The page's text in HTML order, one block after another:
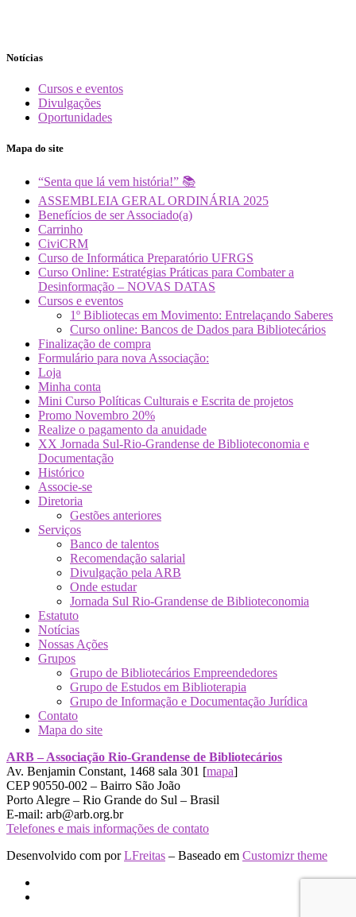
Notícias
Cursos e eventos
Divulgações
Oportunidades
Mapa do site
“Senta que lá vem história!” 📚
ASSEMBLEIA GERAL ORDINÁRIA 2025
Benefícios de ser Associado(a)
Carrinho
CiviCRM
Curso de Informática Preparatório UFRGS
Curso Online: Estratégias Práticas para Combater a
Desinformação – NOVAS DATAS
Cursos e eventos
1º Bibliotecas em Movimento: Entrelaçando Saberes
Curso online: Bancos de Dados para Bibliotecários
Finalização de compra
Formulário para nova Associação:
Loja
Minha conta
Mini Curso Políticas Culturais e Escrita de projetos
Promo Novembro 20%
Realize o pagamento da anuidade
XX Jornada Sul-Rio-Grandense de Biblioteconomia e
Documentação
Histórico
Associe-se
Diretoria
Gestões anteriores
Serviços
Banco de talentos
Recomendação salarial
Divulgação pela ARB
Onde estudar
Jornada Sul Rio-Grandense de Biblioteconomia
Estatuto
Notícias
Nossas Ações
Grupos
Grupo de Bibliotecários Empreendedores
Grupo de Estudos em Biblioterapia
Grupo de Informação e Documentação Jurídica
Contato
Mapa do site
ARB – Associação Rio-Grandense de Bibliotecários
Av. Benjamin Constant, 1468 sala 301 [mapa]
CEP 90550-002 – Bairro São João
Porto Alegre – Rio Grande do Sul – Brasil
E-mail: arb@arb.org.br
Telefones e mais informações de contato
Desenvolvido com porLFreitas – Baseado em Customizr theme